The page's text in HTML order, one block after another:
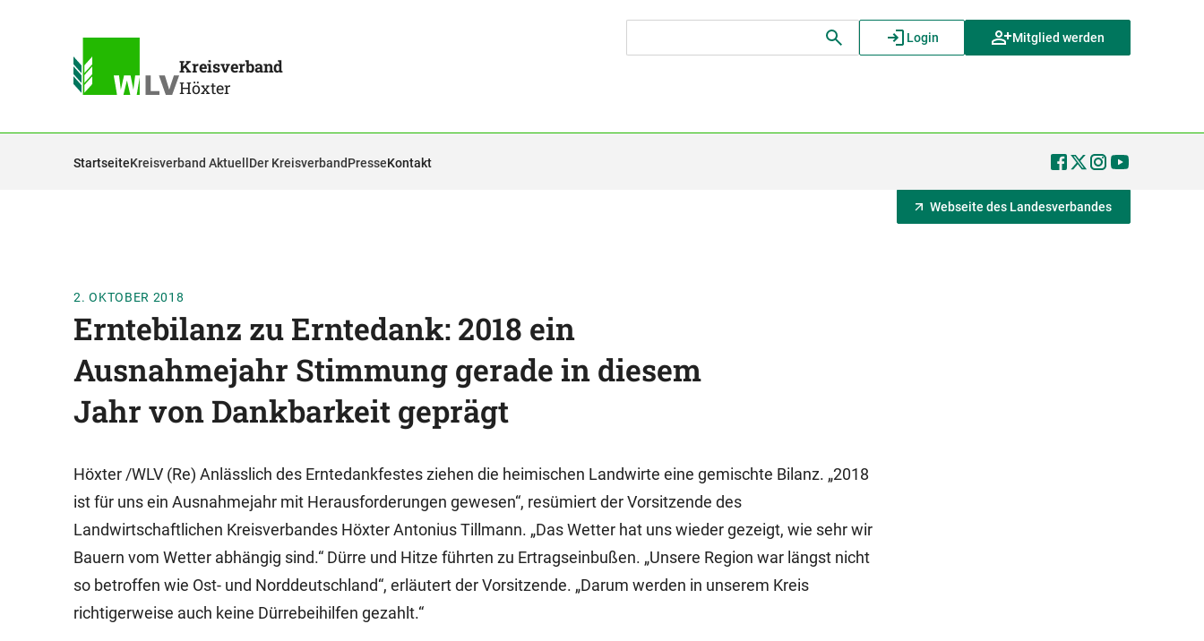
Kreisverband
Höxter
Login Mitglied werden
StartseiteKreisverband Aktuell Der KreisverbandPresseKontakt
Webseite des Landesverbandes
2. OKTOBER 2018
Erntebilanz zu Erntedank: 2018 ein
Ausnahmejahr Stimmung gerade in diesem
Jahr von Dankbarkeit geprägt
Höxter /WLV (Re) Anlässlich des Erntedankfestes ziehen die heimischen Landwirte eine gemischte Bilanz. „2018
ist für uns ein Ausnahmejahr mit Herausforderungen gewesen“, resümiert der Vorsitzende des
Landwirtschaftlichen Kreisverbandes Höxter Antonius Tillmann. „Das Wetter hat uns wieder gezeigt, wie sehr wir
Bauern vom Wetter abhängig sind.“ Dürre und Hitze führten zu Ertragseinbußen. „Unsere Region war längst nicht
so betroffen wie Ost- und Norddeutschland“, erläutert der Vorsitzende. „Darum werden in unserem Kreis
richtigerweise auch keine Dürrebeihilfen gezahlt.“